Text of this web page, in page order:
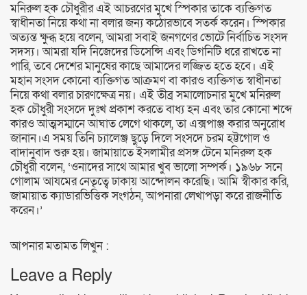
মনিরুল হক চৌধুরীর এই আচরণের মুখে স্পিকার তাকে ব্যক্তিগত
স্বাধীনতা নিয়ে কথা না বলার জন্য কঠোরভাবে সতর্ক করেন। স্পিকার
অত্যন্ত ক্ষুব্ধ হয়ে বলেন, আমরা সবাই জনগণের ভোটে নির্বাচিত সংসদ
সদস্য। আমরা যদি নিজেদের ডিসেন্সি এবং ডিগনিটি ধরে রাখতে না
পারি, তবে দেশের মানুষের কাছে আমাদের লজ্জিত হতে হবে। এই
মহান সংসদ কোনো ব্যক্তিগত আক্রমণ বা কারও ব্যক্তিগত স্বাধীনতা
নিয়ে কথা বলার চারণক্ষেত্র নয়। এই তীব্র সমালোচনার মুখে মনিরুল
হক চৌধুরী সংসদে দুঃখ প্রকাশ করতে বাধ্য হন এবং তার কোনো শব্দে
কারও আত্মসম্মানে আঘাত লেগে থাকলে, তা এক্সপাঞ্জ করার অনুরোধ
জানান।এ সময় তিনি চ্যালেঞ্জ ছুড়ে দিলে সংসদে চরম হট্টগোল ও
বাদানুবাদ শুরু হয়। জামায়াতে ইসলামীর প্রসঙ্গ টেনে মনিরুল হক
চৌধুরী বলেন, ‘ওনাদের সাথে আমার খুব ভালো সম্পর্ক। ১৯৬৮ সনে
গোলাম আযমের নেতৃত্বে ঢাকায় আন্দোলন করেছি। আমি স্বীকার করি,
জামায়াত ক্যাডারভিত্তিক সংগঠন, আপনারা লেখাপড়া করে রাজনীতি
করেন।’
আপনার মতামত লিখুন :
Leave a Reply